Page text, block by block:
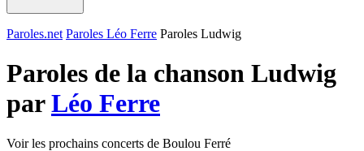
Paroles.net Paroles Léo Ferre Paroles Ludwig
Paroles de la chanson Ludwig
parLéo Ferre
Voir les prochains concerts de Boulou Ferré